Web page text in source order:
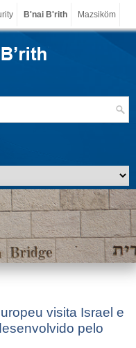
B'nai B'rith Mazsiköm
visita Israel e
pelo